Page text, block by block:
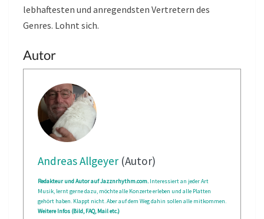
lebhaftesten und anregendsten Vertretern des
Genres. Lohnt sich.
Autor
Andreas Allgeyer(Autor)
Redakteur und Autor auf Jazznrhythm.com. Interessiert an jeder Art
Musik, lernt gerne dazu, möchte alle Konzerte erleben und alle Platten
gehört haben. Klappt nicht. Aber auf dem Weg dahin sollen alle mitkommen.
Weitere Infos (Bild, FAQ, Mail etc.)